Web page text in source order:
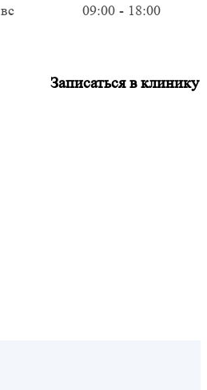
вс
09:00 - 18:00
Записаться в клинику